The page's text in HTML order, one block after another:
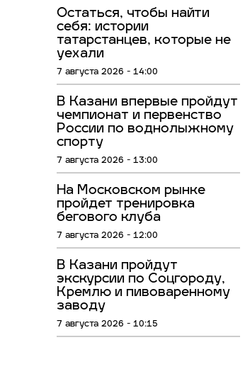
Остаться, чтобы найти
себя: истории
татарстанцев, которые не
уехали
7 августа 2026 - 14:00
В Казани впервые пройдут
чемпионат и первенство
России по воднолыжному
спорту
7 августа 2026 - 13:00
На Московском рынке
пройдет тренировка
бегового клуба
7 августа 2026 - 12:00
В Казани пройдут
экскурсии по Соцгороду,
Кремлю и пивоваренному
заводу
7 августа 2026 - 10:15